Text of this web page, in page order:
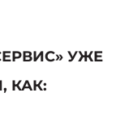
УЖЕ
КАК: